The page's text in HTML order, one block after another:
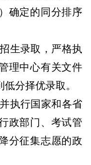
确定的同分排序
生录取，严格执
理中心有关文件
分择优录取。
执行国家和各省
政部门、考试管
分征集志愿的政